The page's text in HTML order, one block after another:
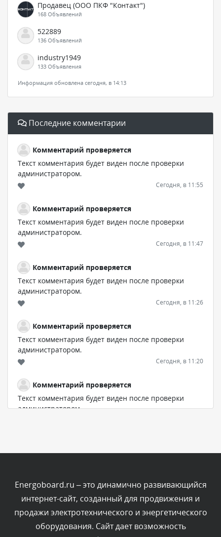
Продавец (ООО ПКФ "Контакт")
168 Объявлений
522889
136 Объявлений
industry1949
133 Объявления
Информация обновлена сегодня, в 14:13
Последние комментарии
Комментарий проверяется
Текст комментария будет виден после проверки
администратором.
Сегодня, в 11:55
Комментарий проверяется
Текст комментария будет виден после проверки
администратором.
Сегодня, в 11:47
Комментарий проверяется
Текст комментария будет виден после проверки
администратором.
Сегодня, в 11:26
Комментарий проверяется
Текст комментария будет виден после проверки
администратором.
Сегодня, в 11:20
Комментарий проверяется
Текст комментария будет виден после проверки
администратором.
Комментарий проверяется
Текст комментария будет виден после проверки
администратором.
Energoboard.ru – это динамично развивающийся
интернет-сайт, созданный для продвижения и
продажи электротехнического и энергетического
оборудования. Сайт дает возможность